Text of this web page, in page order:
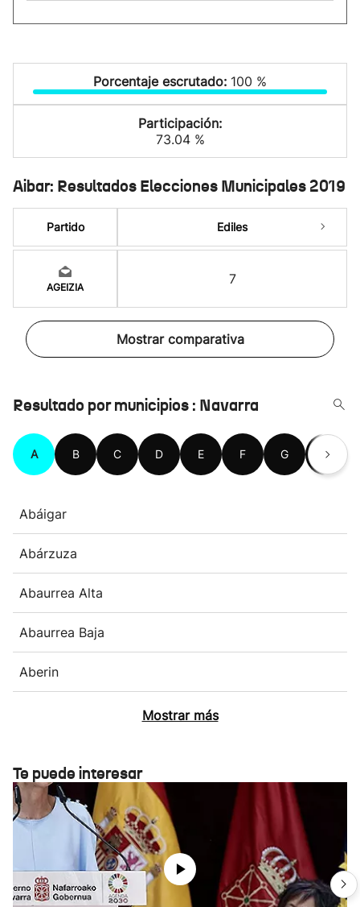
Porcentaje escrutado: 100 %
Participación:
73.04 %
Aibar: Resultados Elecciones Municipales 2019
Partido
AGEIZIA
Ediles
7
Mostrar comparativa
Resultado por municipios : Navarra
A B C D E F G H
Abáigar
Abárzuza
Abaurrea Alta
Abaurrea Baja
Aberin
Mostrar más
Te puede interesar